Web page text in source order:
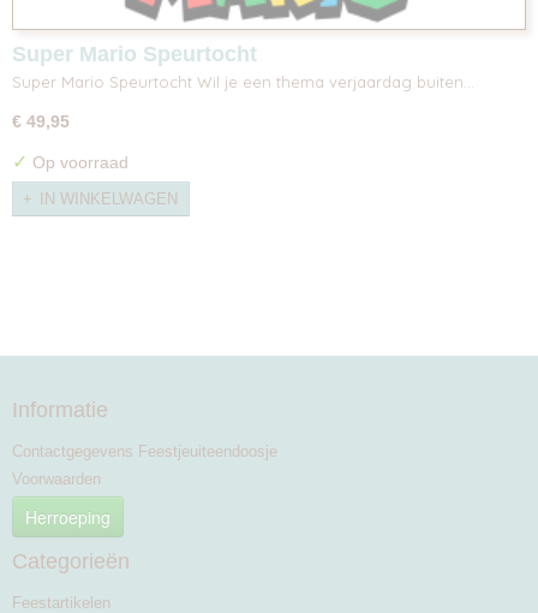
Super Mario Speurtocht
Super Mario Speurtocht Wil je een thema verjaardag buiten…
€ 49,95
✓ Op voorraad
IN WINKELWAGEN
Informatie
Contactgegevens Feestjeuiteendoosje
Voorwaarden
Herroeping
Categorieën
Feestartikelen